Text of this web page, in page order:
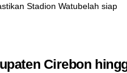
Stadion Watubelah siap
Cirebon